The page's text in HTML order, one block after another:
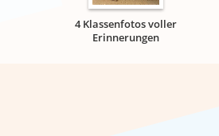
4 Klassenfotos voller
Erinnerungen